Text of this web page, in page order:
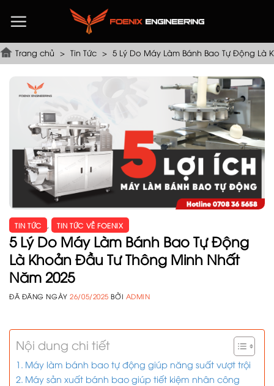
đến
dungTrang chủ > Tin Tức > 5 Lý Do Máy Làm Bánh Bao Tự Động Là
TIN TỨC , TIN TỨC VỀ FOENIX
5 Lý Do Máy Làm Bánh Bao Tự Động
Là Khoản Đầu Tư Thông Minh Nhất
Năm 2025
ĐÃ ĐĂNG NGÀY26/05/2025 BỞI ADMIN
Nội dung chi tiết
Máy làm bánh bao tự động giúp năng suất vượt trội
Máy sản xuất bánh bao giúp tiết kiệm nhân công